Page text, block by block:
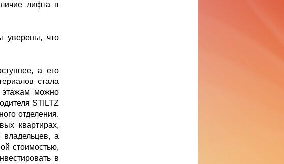
лифта в
уверены, что
а его
стала
можно
STILTZ
отделения.
квартирах,
владельцев, а
стоимостью,
в